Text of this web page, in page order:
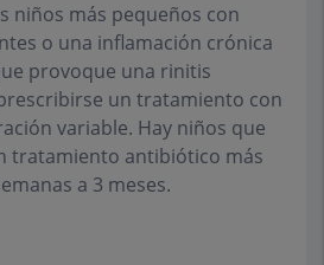
niños más pequeños con
o una inflamación crónica
provoque una rinitis
un tratamiento con
variable. Hay niños que
tratamiento antibiótico más
a 3 meses.